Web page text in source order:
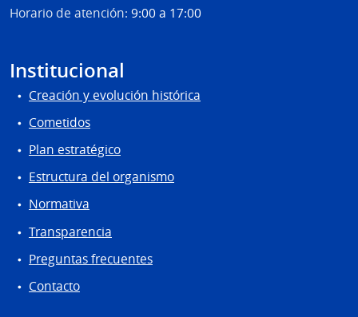
Horario de atención: 9:00 a 17:00
Institucional
Creación y evolución histórica
Cometidos
Plan estratégico
Estructura del organismo
Normativa
Transparencia
Preguntas frecuentes
Contacto